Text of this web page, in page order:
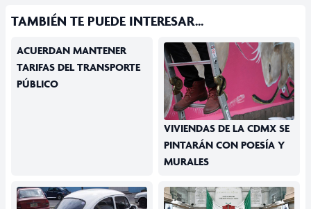
TAMBIÉN TE PUEDE INTERESAR...
ACUERDAN MANTENER
TARIFAS DEL TRANSPORTE
PÚBLICO
VIVIENDAS DE LA CDMX SE
PINTARÁN CON POESÍA Y
MURALES